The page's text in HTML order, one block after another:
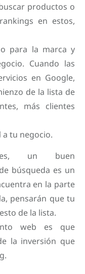
productos o
en estos,
para la marca y
Cuando las
en Google,
de la lista de
más clientes
a tu negocio.
un buen
búsqueda es un
en la parte
pensarán que tu
de la lista.
web es que
la inversión que